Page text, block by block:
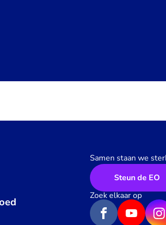
Samen staan we
Steun de EO
Zoek elkaar op